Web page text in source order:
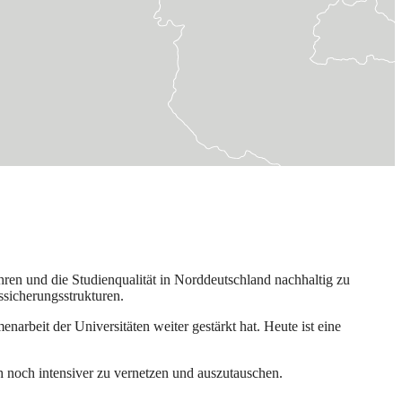
und die Studienqualität in Norddeutschland nachhaltig zu
der Universitäten weiter gestärkt hat. Heute ist eine
intensiver zu vernetzen und auszutauschen.